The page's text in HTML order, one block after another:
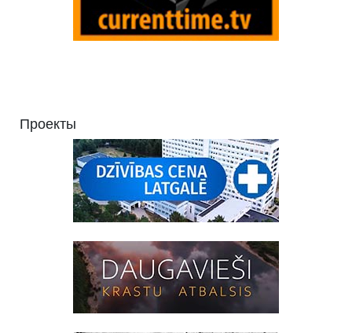
Проекты